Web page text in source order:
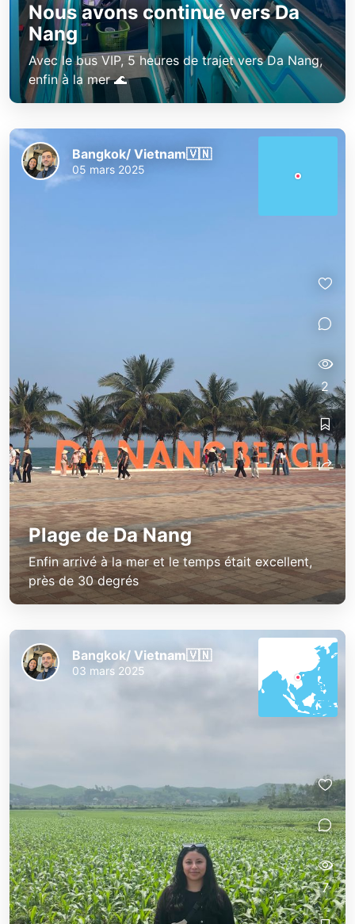
Nous avons continué vers Da
Nang
Avec le bus VIP, 5 heures de trajet vers Da Nang,
enfin à la mer 🌊
Plage de Da Nang
Enfin arrivé à la mer et le temps était excellent,
près de 30 degrés   
Bangkok/ Vietnam🇻🇳
05 mars 2025
2
Bangkok/ Vietnam🇻🇳
03 mars 2025
7